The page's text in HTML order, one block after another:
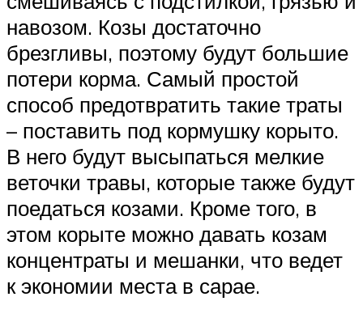
навозом. Козы достаточно
брезгливы, поэтому будут большие
потери корма. Самый простой
способ предотвратить такие траты
– поставить под кормушку корыто.
В него будут высыпаться мелкие
веточки травы, которые также будут
поедаться козами. Кроме того, в
этом корыте можно давать козам
концентраты и мешанки, что ведет
к экономии места в сарае.